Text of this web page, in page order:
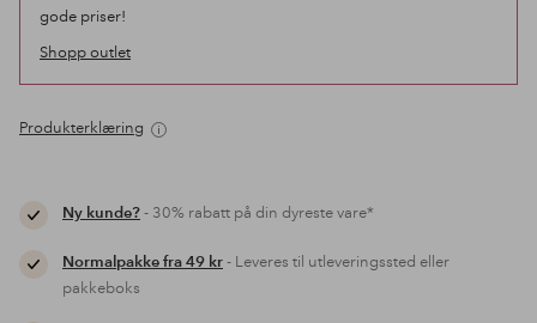
gode priser!
Shopp outlet
Produkterklæring
Ny kunde?- 30% rabatt på din dyreste vare*
Normalpakke fra 49 kr- Leveres til utleveringssted eller
pakkeboks